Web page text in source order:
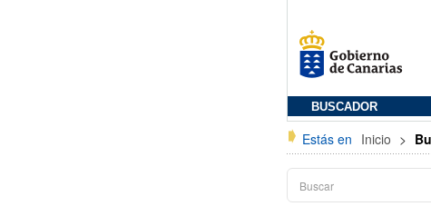
BUSCADOR
Estás en Inicio >